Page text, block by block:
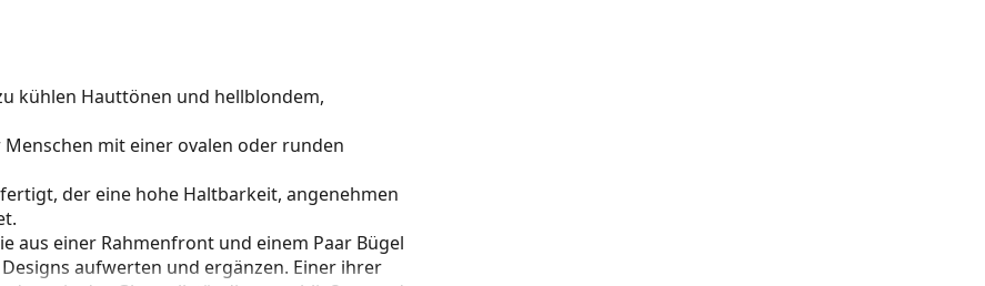
kühlen Hauttönen und hellblondem,
mit einer ovalen oder runden
der eine hohe Haltbarkeit, angenehmen
aus einer Rahmenfront und einem Paar Bügel
aufwerten und ergänzen. Einer ihrer